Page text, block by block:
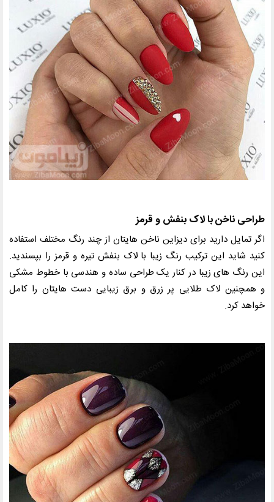
طراحی ناخن با لاک بنفش و قرمز
اگر تمایل دارید برای دیزاین ناخن هایتان از چند رنگ مختلف استفاده
کنید شاید این ترکیب رنگ زیبا با لاک بنفش تیره و قرمز را بپسندید.
این رنگ های زیبا در کنار یک طراحی ساده و هندسی با خطوط مشکی
و همچنین لاک طلایی پر زرق و برق زیبایی دست هایتان را کامل
خواهد کرد.